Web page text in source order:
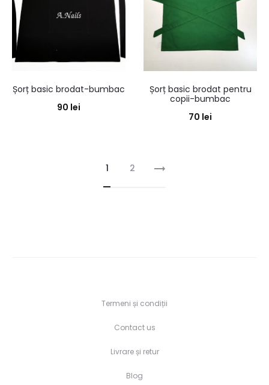
Șorț basic brodat-bumbac
90 lei
Șorț basic brodat pentru
copii-bumbac
70 lei
1 2
Termeni și condiții
Contact us
Livrare și retur
Blog